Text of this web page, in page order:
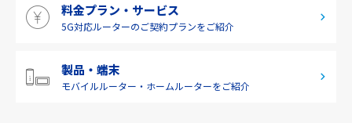
2019年4月(1)
2019年2月(7)
料金プラン・サービス
5G対応ルーターのご契約プランをご紹介
製品・端末
モバイルルーター・ ホームルーターをご紹介